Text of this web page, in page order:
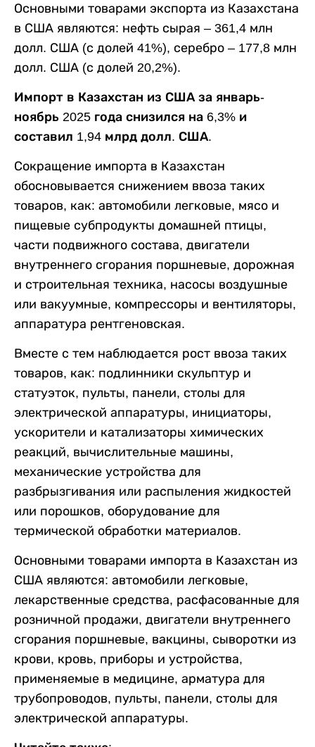
Основными товарами экспорта из Казахстана
в США являются: нефть сырая – 361,4 млн
долл. США (с долей 41%), серебро – 177,8 млн
долл. США (с долей 20,2%).
Импорт в Казахстан из США за январь-
ноябрь 2025 года снизился на 6,3% и
составил 1,94 млрд долл. США.
Сокращение импорта в Казахстан
обосновывается снижением ввоза таких
товаров, как: автомобили легковые, мясо и
пищевые субпродукты домашней птицы,
части подвижного состава, двигатели
внутреннего сгорания поршневые, дорожная
и строительная техника, насосы воздушные
или вакуумные, компрессоры и вентиляторы,
аппаратура рентгеновская.
Вместе с тем наблюдается рост ввоза таких
товаров, как: подлинники скульптур и
статуэток, пульты, панели, столы для
электрической аппаратуры, инициаторы,
ускорители и катализаторы химических
реакций, вычислительные машины,
механические устройства для
разбрызгивания или распыления жидкостей
или порошков, оборудование для
термической обработки материалов.
Основными товарами импорта в Казахстан из
США являются: автомобили легковые,
лекарственные средства, расфасованные для
розничной продажи, двигатели внутреннего
сгорания поршневые, вакцины, сыворотки из
крови, кровь, приборы и устройства,
применяемые в медицине, арматура для
трубопроводов, пульты, панели, столы для
электрической аппаратуры.